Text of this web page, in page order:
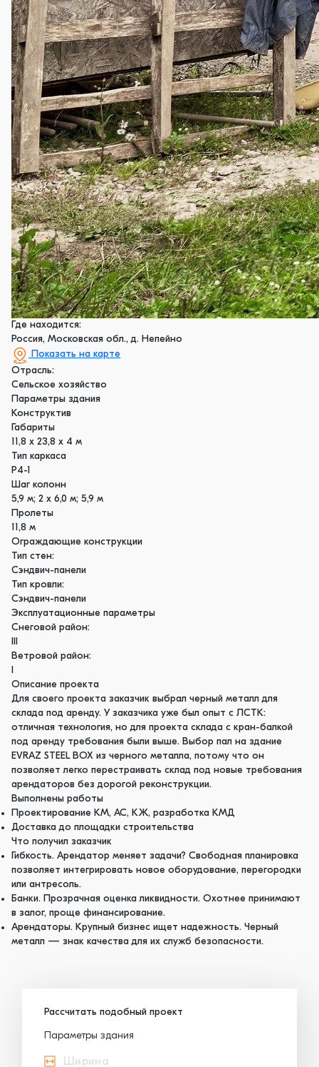
Где находится:
Россия, Московская обл., д. Непейно
Показать на карте
Отрасль:
Сельское хозяйство
Параметры здания
Конструктив
Габариты
11,8 х 23,8 х 4 м
Тип каркаса
Р4-1
Шаг колонн
5,9 м; 2 х 6,0 м; 5,9 м
Пролеты
11,8 м
Ограждающие конструкции
Тип стен:
Сэндвич-панели
Тип кровли:
Сэндвич-панели
Эксплуатационные параметры
Снеговой район:
III
Ветровой район:
I
Описание проекта
Для своего проекта заказчик выбрал черный металл для
склада под аренду. У заказчика уже был опыт с ЛСТК:
отличная технология, но для проекта склада с кран-балкой
под аренду требования были выше. Выбор пал на здание
EVRAZ STEEL BOX из черного металла, потому что он
позволяет легко перестраивать склад под новые требования
арендаторов без дорогой реконструкции.
Выполнены работы
Проектирование КМ, АС, КЖ, разработка КМД
Доставка до площадки строительства
Что получил заказчик
Гибкость. Арендатор меняет задачи? Свободная планировка
позволяет интегрировать новое оборудование, перегородки
или антресоль.
Банки. Прозрачная оценка ликвидности. Охотнее принимают
в залог, проще финансирование.
Арендаторы. Крупный бизнес ищет надежность. Черный
металл — знак качества для их служб безопасности.
Рассчитать подобный проект
Параметры здания